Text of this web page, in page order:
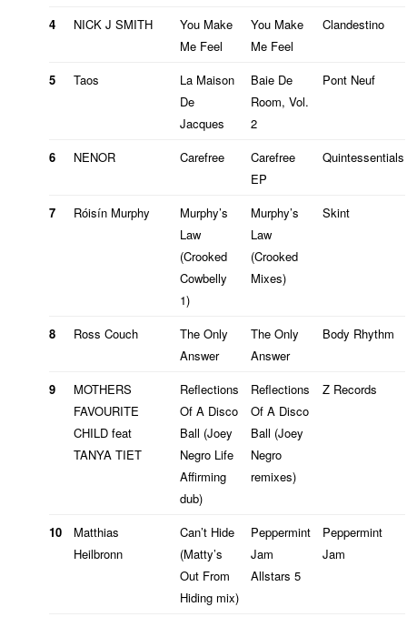
4 NICK J SMITH
You Make
Me Feel
You Make
Me Feel
Clandestino
5 Taos
La Maison
De
Jacques
Baie De
Room, Vol.
2
Pont Neuf
6 NENOR Carefree
Carefree
EP
Quintessentials
7 Róisín Murphy
Murphy’s
Law
(Crooked
Cowbelly
1)
Murphy’s
Law
(Crooked
Mixes)
Skint
8 Ross Couch
The Only
Answer
The Only
Answer
Body Rhythm
9
MOTHERS
FAVOURITE
CHILD feat
TANYA TIET
Reflections
Of A Disco
Ball (Joey
Negro Life
Affirming
dub)
Reflections
Of A Disco
Ball (Joey
Negro
remixes)
Z Records
10
Matthias
Heilbronn
Can’t Hide
(Matty’s
Out From
Hiding mix)
Peppermint
Jam
Allstars 5
Peppermint
Jam